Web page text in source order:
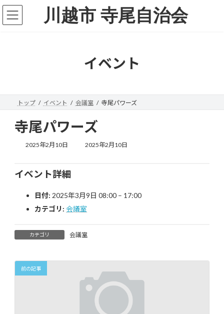
コ
テ
プ
ナ
ゲ
動
川越市 寺尾自治会
イベント
トップ イベント 会議室 寺尾パワーズ
寺尾パワーズ
2025年2月10日
最
:
2025年2月10日
イベント詳細
日付: 2025年3月9日 08:00 – 17:00
カテゴリ: 会議室
カテゴリ 会議室
前の記事